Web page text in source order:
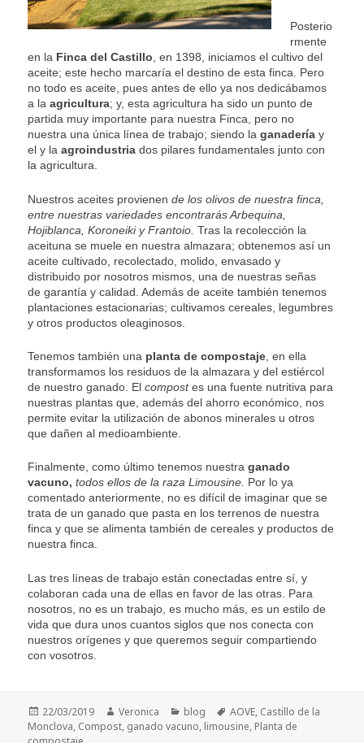
Posterio
rmente
en la Finca del Castillo , en 1398, iniciamos el cultivo del
aceite; este hecho marcaría el destino de esta finca. Pero
no todo es aceite, pues antes de ello ya nos dedicábamos
a laagricultura; y, esta agricultura ha sido un punto de
partida muy importante para nuestra Finca, pero no
nuestra una única línea de trabajo; siendo laganadería y
el y laagroindustria dos pilares fundamentales junto con
la agricultura.
Nuestros aceites provienende los olivos de nuestra finca,
entre nuestras variedades encontrarás Arbequina,
Hojiblanca, Koroneiki y Frantoio. Tras la recolección la
aceituna se muele en nuestra almazara; obtenemos así un
aceite cultivado, recolectado, molido, envasado y
distribuido por nosotros mismos, una de nuestras señas
de garantía y calidad. Además de aceite también tenemos
plantaciones estacionarias; cultivamos cereales, legumbres
y otros productos oleaginosos.
Tenemos también una planta de compostaje , en ella
transformamos los residuos de la almazara y del estiércol
de nuestro ganado. Elcompostes una fuente nutritiva para
nuestras plantas que, además del ahorro económico, nos
permite evitar la utilización de abonos minerales u otros
que dañen al medioambiente.
Finalmente, como último tenemos nuestra ganado
vacuno, todos ellos de la raza Limousine. Por lo ya
comentado anteriormente, no es difícil de imaginar que se
trata de un ganado que pasta en los terrenos de nuestra
finca y que se alimenta también de cereales y productos de
nuestra finca.
Las tres líneas de trabajo están conectadas entre sí, y
colaboran cada una de ellas en favor de las otras. Para
nosotros, no es un trabajo, es mucho más, es un estilo de
vida que dura unos cuantos siglos que nos conecta con
nuestros orígenes y que queremos seguir compartiendo
con vosotros.
Publicado
el
22/03/2019 Autor
Veronica Categorías
blog Etiquetas
AOVE, Castillo de la
Monclova, Compost, ganado vacuno, limousine, Planta de